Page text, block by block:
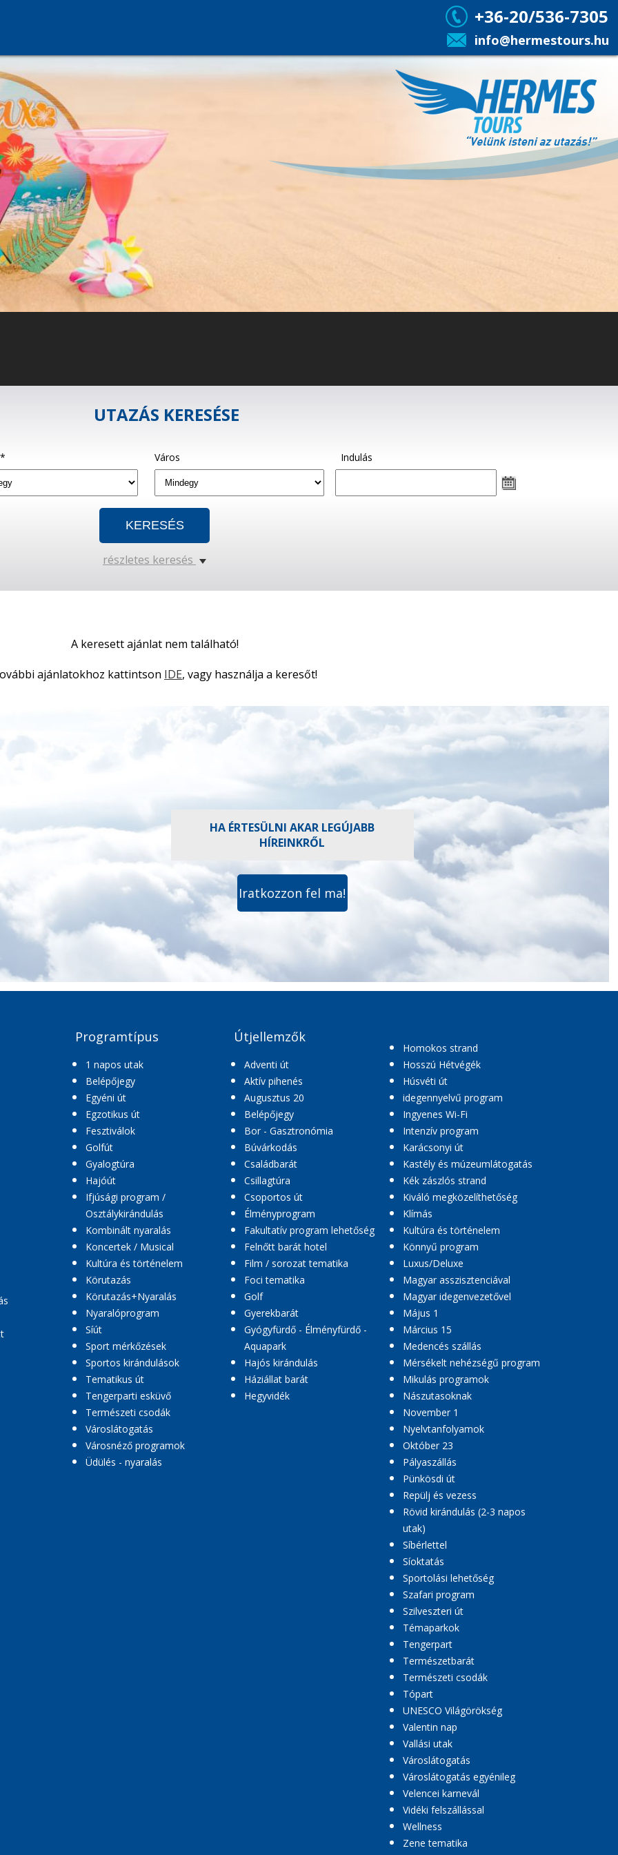
+36-20/536-7305
info@hermestours.hu
UTAZÁS KERESÉSE
Város Indulás
részletes keresés
A keresett ajánlat nem található!
ajánlatokhoz kattintson IDE, vagy használja a keresőt!
HA ÉRTESÜLNI AKAR LEGÚJABB
HÍREINKRŐL
Iratkozzon fel ma!
Programtípus
1 napos utak
Belépőjegy
Egyéni út
Egzotikus út
Fesztiválok
Golfút
Gyalogtúra
Hajóút
Ifjúsági program /
Osztálykirándulás
Kombinált nyaralás
Koncertek / Musical
Kultúra és történelem
Körutazás
Körutazás+Nyaralás
Nyaralóprogram
Síút
Sport mérkőzések
Sportos kirándulások
Tematikus út
Tengerparti esküvő
Természeti csodák
Városlátogatás
Városnéző programok
Üdülés - nyaralás
Útjellemzők
Adventi út
Aktív pihenés
Augusztus 20
Belépőjegy
Bor - Gasztronómia
Búvárkodás
Családbarát
Csillagtúra
Csoportos út
Élményprogram
Fakultatív program lehetőség
Felnőtt barát hotel
Film / sorozat tematika
Foci tematika
Golf
Gyerekbarát
Gyógyfürdő - Élményfürdő -
Aquapark
Hajós kirándulás
Háziállat barát
Hegyvidék
Homokos strand
Hosszú Hétvégék
Húsvéti út
idegennyelvű program
Ingyenes Wi-Fi
Intenzív program
Karácsonyi út
Kastély és múzeumlátogatás
Kék zászlós strand
Kiváló megközelíthetőség
Klímás
Kultúra és történelem
Könnyű program
Luxus/Deluxe
Magyar asszisztenciával
Magyar idegenvezetővel
Május 1
Március 15
Medencés szállás
Mérsékelt nehézségű program
Mikulás programok
Nászutasoknak
November 1
Nyelvtanfolyamok
Október 23
Pályaszállás
Pünkösdi út
Repülj és vezess
Rövid kirándulás (2-3 napos
utak)
Síbérlettel
Síoktatás
Sportolási lehetőség
Szafari program
Szilveszteri út
Témaparkok
Tengerpart
Természetbarát
Természeti csodák
Tópart
UNESCO Világörökség
Valentin nap
Vallási utak
Városlátogatás
Városlátogatás egyénileg
Velencei karnevál
Vidéki felszállással
Wellness
Zene tematika